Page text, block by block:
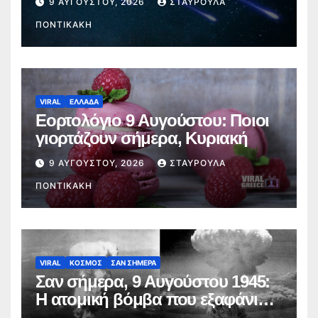
«πεφταστέρια»
ΠΟΝΤΙΚΆΚΗ
VIRAL ΕΛΛΑΔΑ
Εορτολόγιο 9 Αυγούστου: Ποιοι
γιορτάζουν σήμερα, Κυριακή
9 ΑΥΓΟΎΣΤΟΥ, 2026 ΣΤΑΥΡΟΎΛΑ
ΠΟΝΤΙΚΆΚΗ
VIRAL ΚΟΣΜΟΣ ΣΑΝ ΣΗΜΕΡΑ
Σαν σήμερα, 9 Αυγούστου 1945:
Η ατομική βόμβα που εξαφάνισε